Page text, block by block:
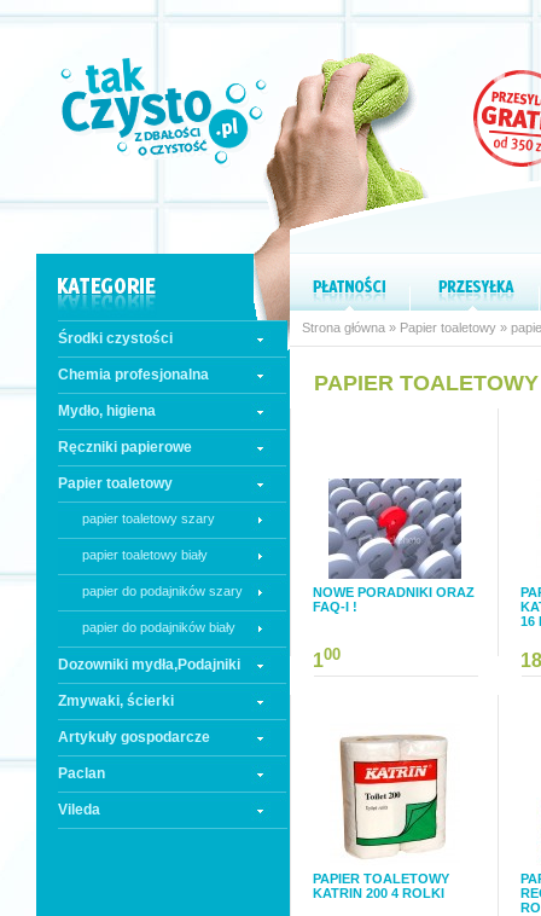
Środki czystości
Chemia profesjonalna
Mydło, higiena
Ręczniki papierowe
Papier toaletowy
papier toaletowy szary
papier toaletowy biały
papier do podajników szary
papier do podajników biały
Dozowniki mydła,Podajniki
Zmywaki, ścierki
Artykuły gospodarcze
Paclan
Vileda
Strona główna » Papier toaletowy »
PAPIER
NOWE PORADNIKI ORAZ
FAQ-I !
100
16
18
PAPIER TOALETOWY
KATRIN 200 4 ROLKI